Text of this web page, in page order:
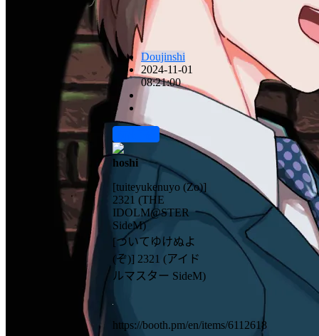
Doujinshi
2024-11-01
08:21:00
hoshi
[tuiteyukenuyo (Zo)]
2321 (THE
IDOLM@STER
SideM)
[ついてゆけぬよ
(ぞ)] 2321 (アイド
ルマスター SideM)
https://booth.pm/en/items/6112618